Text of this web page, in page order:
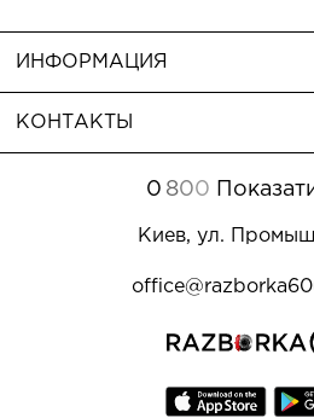
ИНФОРМАЦИЯ
КОНТАКТЫ
0 800
Киев, ул.